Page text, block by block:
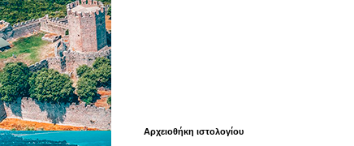
Αρχειοθήκη ιστολογίου